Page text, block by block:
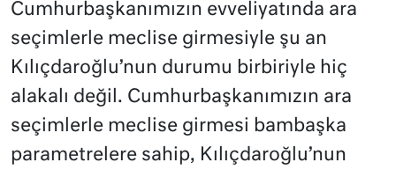
Cumhurbaşkanımızın evveliyatında ara
seçimlerle meclise girmesiyle şu an
Kılıçdaroğlu’nun durumu birbiriyle hiç
alakalı değil. Cumhurbaşkanımızın ara
seçimlerle meclise girmesi bambaşka
parametrelere sahip, Kılıçdaroğlu’nun